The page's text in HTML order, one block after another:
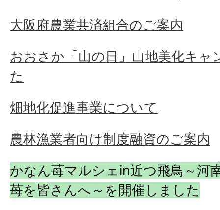
大阪府農業共済組合のご案内
おおさか「山の日」山地美化キャ
た
畑地化促進事業について
農林漁業者向け制度融資のご案内
かなん苺マルシェin近つ飛鳥～河
苺を皆さんへ～を開催しました